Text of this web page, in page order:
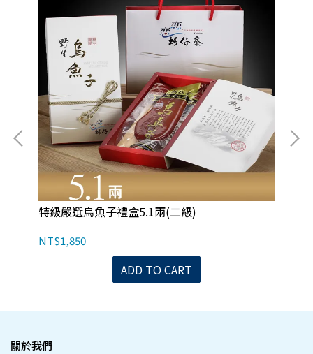
特級嚴選烏魚子禮盒5.1兩(二級)
NT$1,850
ADD TO CART
關於我們